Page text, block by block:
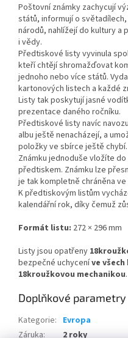
Poštovní známky zachycují
států, informují o
národů, nahlížejí do kultury
i vědy.
Předtiskové listy vyvinula
kteří chtějí shromažďovat
jednoho nebo více států.
kartonových listech a každé
Listy tak poskytují jasné
prezentace daného ročníku.
Předtiskové listy navíc
albu ještě nenacházejí, a
položky ve sbírce ještě chybí.
Známku jednoduše vložíte
předtiskem. Známku lze
je tak kompletně chráněna
K předtiskovým listům
kalendářní rok, díky čemuž
Formát listu: 272 × 296 mm
Listy jsou opatřeny
bezpečné uchyceníve všech
18kroužkovou mechanikou.
Doplňkové parametry
Kategorie: Evropa
Záruka: 2 roky